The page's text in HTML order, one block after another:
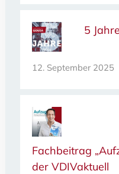
5
12. September 2025
Fachbeitrag
der VDIVaktuell